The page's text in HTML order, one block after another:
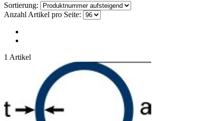
Sortierung:
Anzahl Artikel pro Seite:
1 Artikel